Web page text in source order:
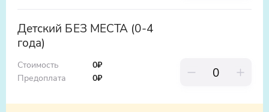
Детский БЕЗ МЕСТА (0-4
года)
Стоимость
Предоплата
0₽
0₽